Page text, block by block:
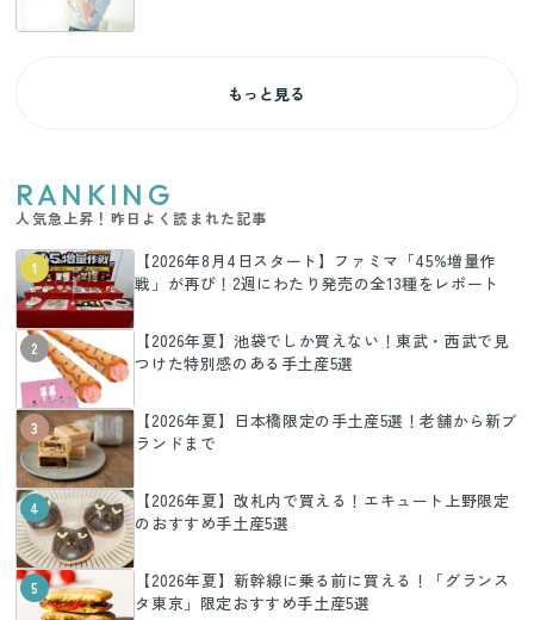
もっと見る
RANKING
人気急上昇！昨日よく読まれた記事
1
【2026年8月4日スタート】ファミマ「45%増量作
戦」が再び！2週にわたり発売の全13種をレポート
2
【2026年夏】池袋でしか買えない！東武・西武で見
つけた特別感のある手土産5選
3
【2026年夏】日本橋限定の手土産5選！老舗から新ブ
ランドまで
4
【2026年夏】改札内で買える！エキュート上野限定
のおすすめ手土産5選
5
【2026年夏】新幹線に乗る前に買える！「グランス
タ東京」限定おすすめ手土産5選